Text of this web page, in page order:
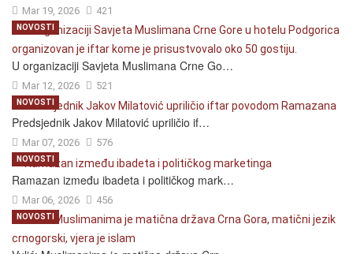
Mar 19, 2026 421
U organizaciji Savjeta Muslimana Crne Go…
Mar 12, 2026 521
NOVOSTI
Predsjednik Jakov Milatović upriličio if…
Mar 07, 2026 576
NOVOSTI
Ramazan između ibadeta i političkog mark…
Mar 06, 2026 456
NOVOSTI
NOVOSTI